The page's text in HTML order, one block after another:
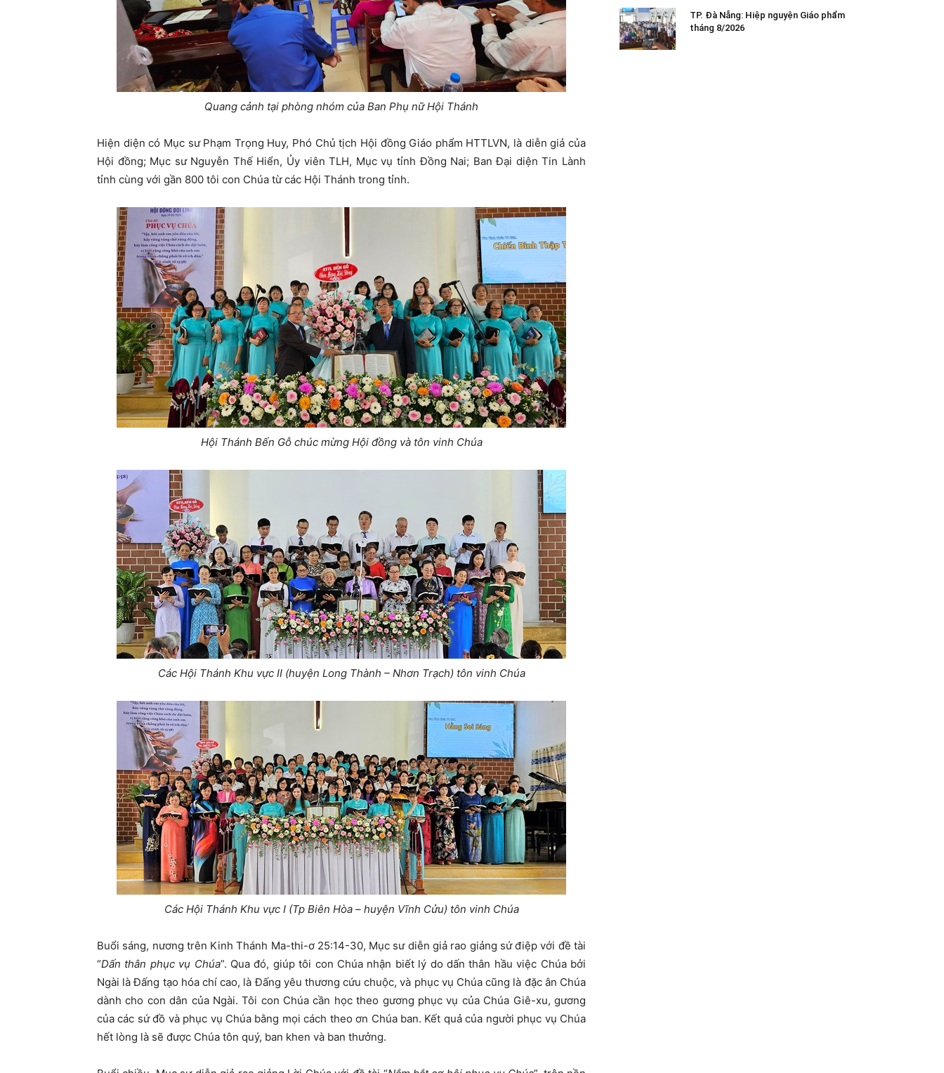
Quang cảnh tại phòng nhóm của Ban Phụ nữ Hội Thánh
Hiện diện có Mục sư Phạm Trọng Huy, Phó Chủ tịch Hội đồng Giáo phẩm HTTLVN, là diễn giả của
Hội đồng; Mục sư Nguyễn Thế Hiển, Ủy viên TLH, Mục vụ tỉnh Đồng Nai; Ban Đại diện Tin Lành
tỉnh cùng với gần 800 tôi con Chúa từ các Hội Thánh trong tỉnh.
Hội Thánh Bến Gỗ chúc mừng Hội đồng và tôn vinh Chúa
Các Hội Thánh Khu vực II (huyện Long Thành – Nhơn Trạch) tôn vinh Chúa
Các Hội Thánh Khu vực I (Tp Biên Hòa – huyện Vĩnh Cửu) tôn vinh Chúa
Buổi sáng, nương trên Kinh Thánh Ma-thi-ơ 25:14-30, Mục sư diễn giả rao giảng sứ điệp với đề tài
“Dấn thân phục vụ Chúa”. Qua đó, giúp tôi con Chúa nhận biết lý do dấn thân hầu việc Chúa bởi
Ngài là Đấng tạo hóa chí cao, là Đấng yêu thương cứu chuộc, và phục vụ Chúa cũng là đặc ân Chúa
dành cho con dân của Ngài. Tôi con Chúa cần học theo gương phục vụ của Chúa Giê-xu, gương
của các sứ đồ và phục vụ Chúa bằng mọi cách theo ơn Chúa ban. Kết quả của người phục vụ Chúa
hết lòng là sẽ được Chúa tôn quý, ban khen và ban thưởng.
TP. Đà Nẵng: Hiệp nguyện Giáo phẩm
tháng 8/2026